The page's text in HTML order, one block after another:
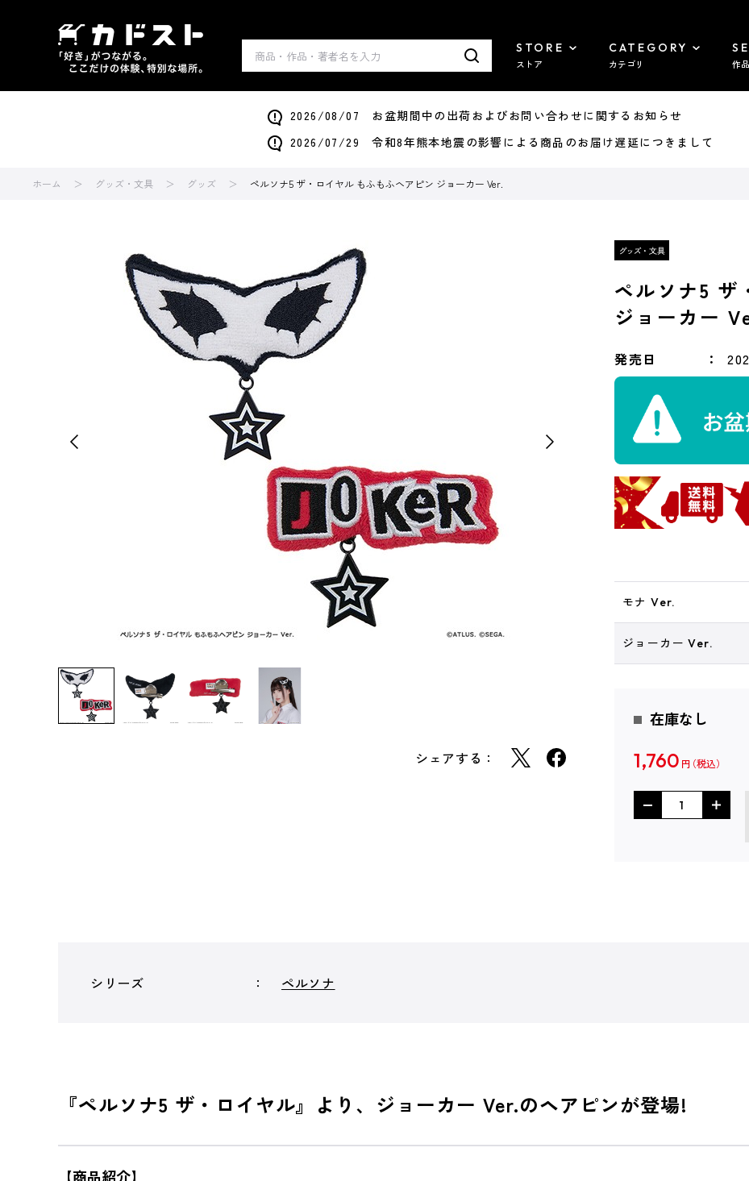
STORE
ストア
CATEGORY
カテゴリ 作品
2026/08/07 お盆期間中の出荷およびお問い合わせに関するお知らせ
2026/07/29 令和8年熊本地震の影響による商品のお届け遅延につきまして
ホーム グッズ・文具 グッズ ペルソナ5 ザ・ロイヤル もふもふヘアピン ジョーカー Ver.
シェアする：
ペルソナ5 ザ
ジョーカー
発売日
モナ Ver.
ジョーカー Ver.
在庫なし
1,760 円
シリーズ ペルソナ
『ペルソナ5 ザ・ロイヤル』より、ジョーカー Ver.のヘアピンが登場!
【商品紹介】